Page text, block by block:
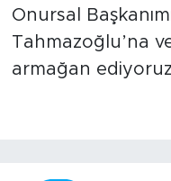
Onursal
Tahmazoğlu’na
armağan